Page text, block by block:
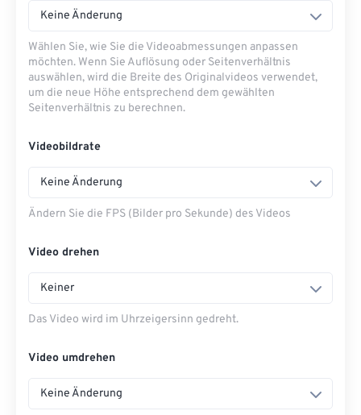
Keine Änderung
Wählen Sie, wie Sie die Videoabmessungen anpassen
möchten. Wenn Sie Auflösung oder Seitenverhältnis
auswählen, wird die Breite des Originalvideos verwendet,
um die neue Höhe entsprechend dem gewählten
Seitenverhältnis zu berechnen.
Videobildrate
Keine Änderung
Ändern Sie die FPS (Bilder pro Sekunde) des Videos
Video drehen
Keiner
Das Video wird im Uhrzeigersinn gedreht.
Video umdrehen
Keine Änderung